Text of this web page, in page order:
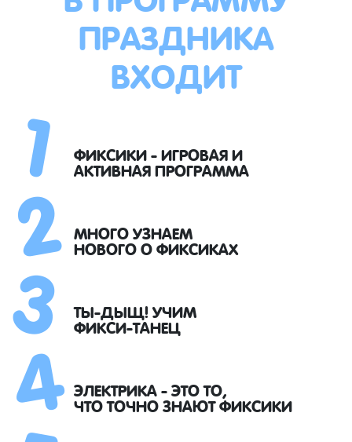
ПРАЗДНИКА
ВХОДИТ
ФИКСИКИ - ИГРОВАЯ И
АКТИВНАЯ ПРОГРАММА
МНОГО УЗНАЕМ
НОВОГО О ФИКСИКАХ
ТЫ-ДЫЩ! УЧИМ
ФИКСИ-ТАНЕЦ
ЭЛЕКТРИКА - ЭТО ТО,
ЧТО ТОЧНО ЗНАЮТ ФИКСИКИ